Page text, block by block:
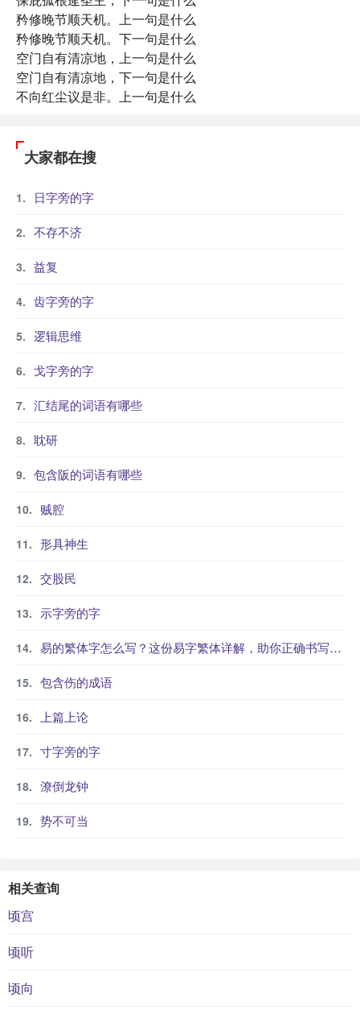
矜修晚节顺天机。上一句是什么
矜修晚节顺天机。下一句是什么
空门自有清凉地，上一句是什么
空门自有清凉地，下一句是什么
不向红尘议是非。上一句是什么
大家都在搜
日字旁的字
不存不济
益复
齿字旁的字
逻辑思维
戈字旁的字
汇结尾的词语有哪些
耽研
包含阪的词语有哪些
贼腔
形具神生
交股民
示字旁的字
易的繁体字怎么写？这份易字繁体详解，助你正确书写汉字_汉字繁体学习
包含伤的成语
上篇上论
寸字旁的字
潦倒龙钟
势不可当
相关查询
顷宫
顷听
顷向